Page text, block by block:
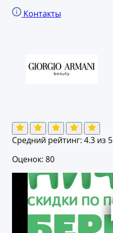
Контакты
Средний рейтинг: 4.3 из 5
Оценок: 80